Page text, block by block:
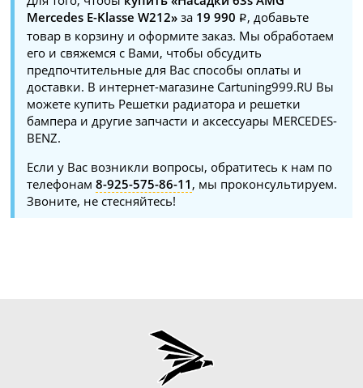
Mercedes E-Klasse W212» за 19 990
, добавьте
товар в корзину и оформите заказ. Мы обработаем
его и свяжемся с Вами, чтобы обсудить
предпочтительные для Вас способы оплаты и
доставки. В интернет-магазине Cartuning999.RU Вы
можете купить Решетки радиатора и решетки
бампера и другие запчасти и аксессуары MERCEDES-
BENZ.
Если у Вас возникли вопросы, обратитесь к нам по
телефонам8-925-575-86-11 , мы проконсультируем.
Звоните, не стесняйтесь!